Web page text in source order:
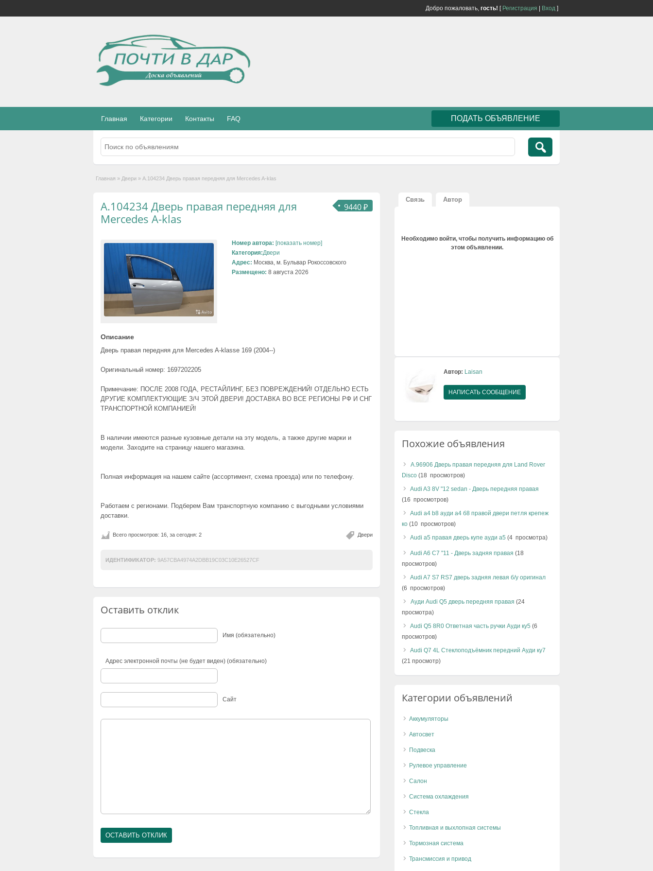
Добро пожаловать, гость! [ Регистрация Вход ]
Главная Категории Контакты FAQ ПОДАТЬ ОБЪЯВЛЕНИЕ
Главная » Двери » А.104234 Дверь правая передняя для Mercedes A-klas
9440 ₽
А.104234 Дверь правая передняя для
Mercedes A-klas
Номер автора: [показать номер]
Категория:Двери
Адрес: Москва, м. Бульвар Рокоссовского
Размещено: 8 августа 2026
Описание
Дверь правая передняя для Mercedes A-klasse 169 (2004--)
Оригинальный номер: 1697202205
Примечание: ПОСЛЕ 2008 ГОДА, РЕСТАЙЛИНГ, БЕЗ ПОВРЕЖДЕНИЙ! ОТДЕЛЬНО ЕСТЬ
ДРУГИЕ КОМПЛЕКТУЮЩИЕ З/Ч ЭТОЙ ДВЕРИ! ДОСТАВКА ВО ВСЕ РЕГИОНЫ РФ И СНГ
ТРАНСПОРТНОЙ КОМПАНИЕЙ!
В наличии имеются разные кузовные детали на эту модель, а также другие марки и
модели. Заходите на страницу нашего магазина.
Полная информация на нашем сайте (ассортимент, схема проезда) или по телефону.
Работаем с регионами. Подберем Вам транспортную компанию с выгодными условиями
доставки.
Двери
Всего просмотров: 16, за сегодня: 2
ИДЕНТИФИКАТОР: 9A57CBA4974A2DBB19C03C10E26527CF
Оставить отклик
Имя (обязательно)
Адрес электронной почты (не будет виден) (обязательно)
Сайт
Связь Автор
Необходимо войти, чтобы получить информацию об
этом объявлении.
Автор: Laisan
НАПИСАТЬ СООБЩЕНИЕ
Похожие объявления
А.96906 Дверь правая передняя для Land Rover
Disco (18 просмотров)
Audi A3 8V "12 sedan - Дверь передняя правая
(16 просмотров)
Audi a4 b8 ауди а4 б8 правой двери петля крепеж
ко (10 просмотров)
Audi a5 правая дверь купе ауди а5 (4 просмотра)
Audi A6 C7 "11 - Дверь задняя правая (18
просмотров)
Audi A7 S7 RS7 дверь задняя левая б/у оригинал
(6 просмотров)
Ауди Audi Q5 дверь передняя правая (24
просмотра)
Audi Q5 8R0 Ответная часть ручки Ауди ку5 (6
просмотров)
Audi Q7 4L Стеклоподъёмник передний Ауди ку7
(21 просмотр)
Категории объявлений
Аккумуляторы
Автосвет
Подвеска
Рулевое управление
Салон
Система охлаждения
Стекла
Топливная и выхлопная системы
Тормозная система
Трансмиссия и привод